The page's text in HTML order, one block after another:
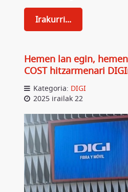
Irakurri...
Hemen lan egin,
COST hitzarmenari
Kategoria: DIGI
2025 irailak 22